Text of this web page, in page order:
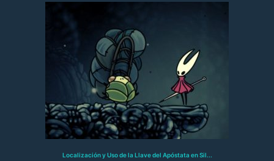
Localización y Uso de la Llave del Apóstata en Sil...